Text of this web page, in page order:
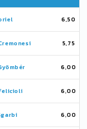
6,50
5,75
6,00
6,00
6,00